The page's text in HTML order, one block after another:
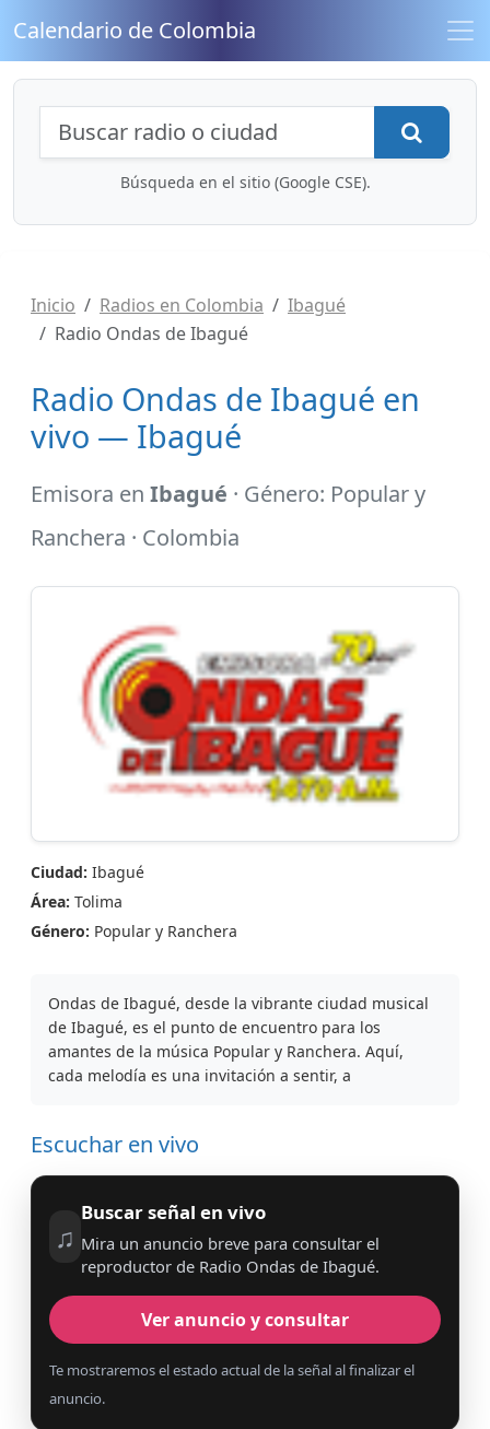
Calendario de Colombia
Búsqueda de radios y contenidos
Búsqueda en el sitio (Google CSE).
Inicio Radios en Colombia
Ibagué
Radio Ondas de Ibagué
Radio Ondas de Ibagué en
vivo — Ibagué
Emisora en Ibagué · Género: Popular y
Ranchera · Colombia
Ciudad: Ibagué
Área: Tolima
Género: Popular y Ranchera
Ondas de Ibagué, desde la vibrante ciudad musical
de Ibagué, es el punto de encuentro para los
amantes de la música Popular y Ranchera. Aquí,
cada melodía es una invitación a sentir, a
Escuchar en vivo
♫
Buscar señal en vivo
Mira un anuncio breve para consultar el
reproductor de Radio Ondas de Ibagué.
Ver anuncio y consultar
Te mostraremos el estado actual de la señal al finalizar el
anuncio.